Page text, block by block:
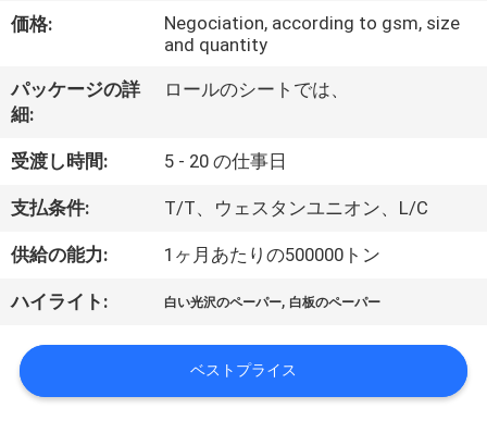
ち
つ
い
て
工
場
ツ
ア
価格:
Negociation, according to gsm, size
and quantity
パッケージの詳
細:
ロールのシートでは、
受渡し時間: 5 - 20 の仕事日
支払条件: T/T、ウェスタンユニオン、L/C
供給の能力: 1ヶ月あたりの500000トン
ハイライト: 白い光沢のペーパー, 白板のペーパー
ベストプライス